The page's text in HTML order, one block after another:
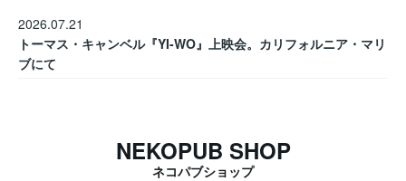
2026.07.21
トーマス・キャンベル『YI-WO』上映会。カリフォルニア・マリ
ブにて
NEKOPUB SHOP
ネコパブショップ